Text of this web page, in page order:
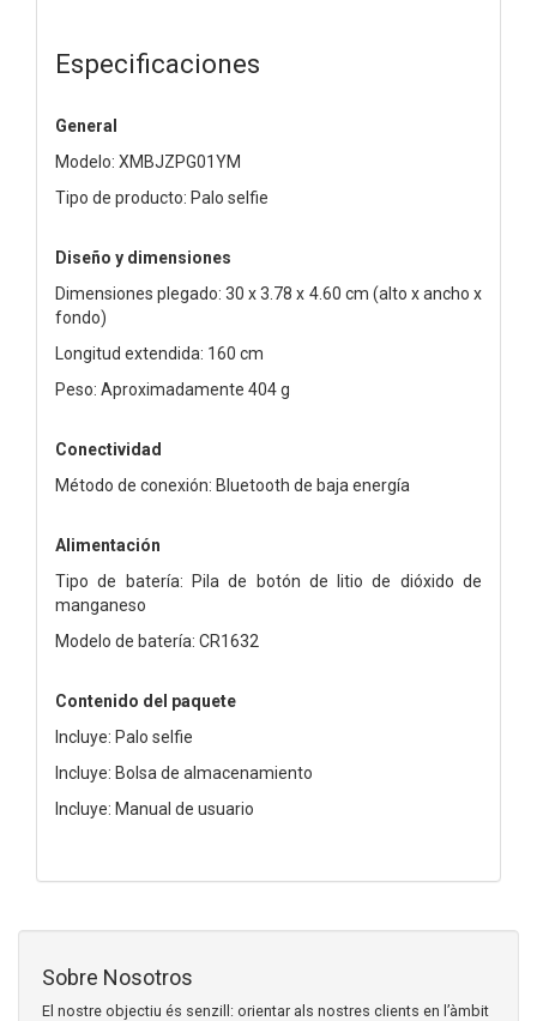
Especificaciones
General
Modelo: XMBJZPG01YM
Tipo de producto: Palo selfie
Diseño y dimensiones
Dimensiones plegado: 30 x 3.78 x 4.60 cm (alto x ancho x
fondo)
Longitud extendida: 160 cm
Peso: Aproximadamente 404 g
Conectividad
Método de conexión: Bluetooth de baja energía
Alimentación
Tipo de batería: Pila de botón de litio de dióxido de
manganeso
Modelo de batería: CR1632
Contenido del paquete
Incluye: Palo selfie
Incluye: Bolsa de almacenamiento
Incluye: Manual de usuario
Sobre Nosotros
El nostre objectiu és senzill: orientar als nostres clients en l’àmbit